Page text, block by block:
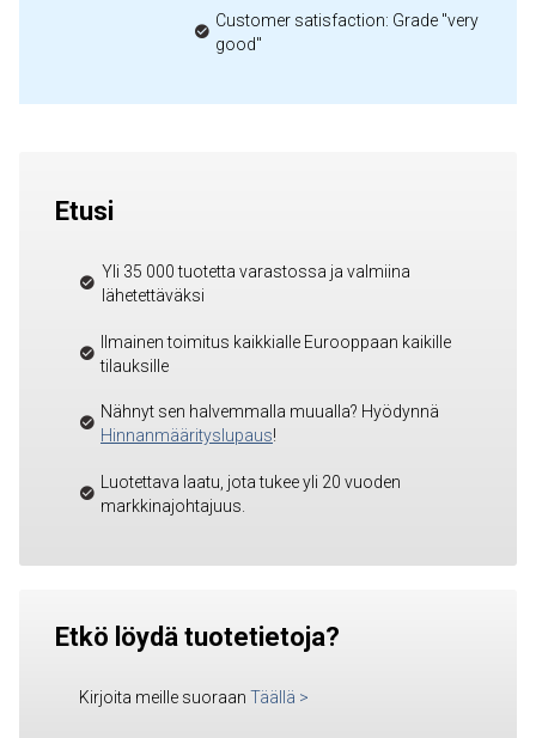
Customer satisfaction: Grade "very
good"
Etusi
Yli 35 000 tuotetta varastossa ja valmiina
lähetettäväksi
Ilmainen toimitus kaikkialle Eurooppaan kaikille
tilauksille
Nähnyt sen halvemmalla muualla? Hyödynnä
Hinnanmäärityslupaus!
Luotettava laatu, jota tukee yli 20 vuoden
markkinajohtajuus.
Etkö löydä tuotetietoja?
Kirjoita meille suoraan Täällä >